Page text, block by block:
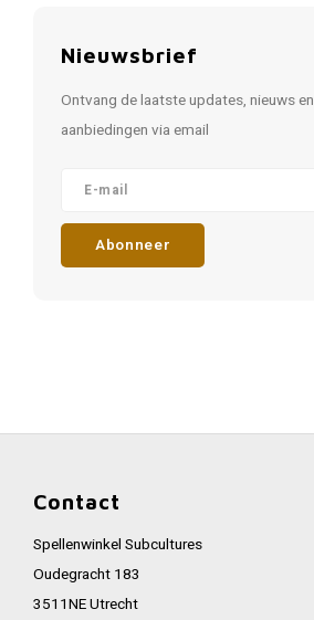
Nieuwsbrief
Ontvang de laatste updates, nieuws en
aanbiedingen via email
Abonneer
Contact
Spellenwinkel Subcultures
Oudegracht 183
3511NE Utrecht